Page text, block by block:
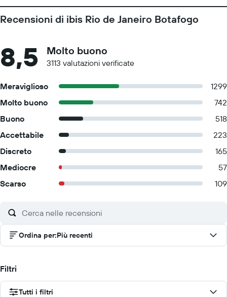
Recensioni di ibis Rio de Janeiro Botafogo
8,5 Molto buono
3113 valutazioni verificate
Meraviglioso
1299
Molto buono
742
Buono
518
Accettabile
223
Discreto
165
Mediocre
57
Scarso
109
Ordina per:Più recenti
Filtri
Tutti i filtri